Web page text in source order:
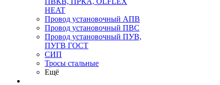
HEAT
Провод установочный АПВ
Провод установочный ПВС
Провод установочный ПУВ,
ПУГВ ГОСТ
СИП
Тросы стальные
Ещё